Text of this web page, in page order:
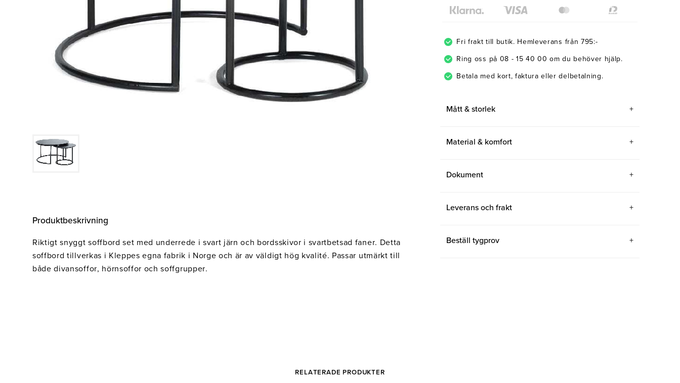
Produktbeskrivning
Riktigt snyggt soffbord set med underrede i svart järn och bordsskivor i svartbetsad faner. Detta
soffbord tillverkas i Kleppes egna fabrik i Norge och är av väldigt hög kvalité. Passar utmärkt till
både divansoffor, hörnsoffor och soffgrupper.
Fri frakt till butik. Hemleverans från 795:-
Ring oss på 08 - 15 40 00 om du behöver hjälp.
Betala med kort, faktura eller delbetalning.
Mått & storlek
Material & komfort
Dokument
Leverans och frakt
Beställ tygprov
RELATERADE PRODUKTER